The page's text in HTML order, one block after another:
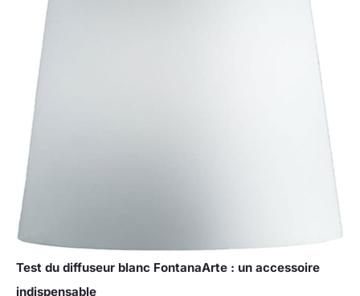
Test du diffuseur blanc FontanaArte : un accessoire
indispensable